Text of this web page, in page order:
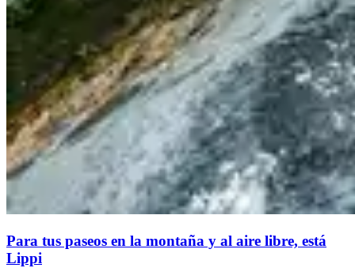
Para tus paseos en la montaña y al aire libre, está
Lippi